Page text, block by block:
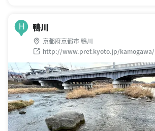
H 鴨川
京都府京都市 鴨川
http://www.pref.kyoto.jp/kamogawa/